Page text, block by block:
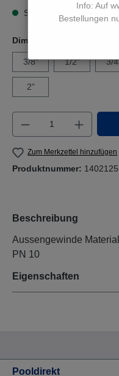
Info: Auf
Bestellungen
Sofort versandfertig,
Dimension G Zoll
3/8" 1/2" 3/
2"
Produkt Anzahl:
Zum Merkzettel hinzufügen
Produktnummer: 1402125
Beschreibung
Aussengewinde
PN 10
Eigenschaften
Pooldirekt